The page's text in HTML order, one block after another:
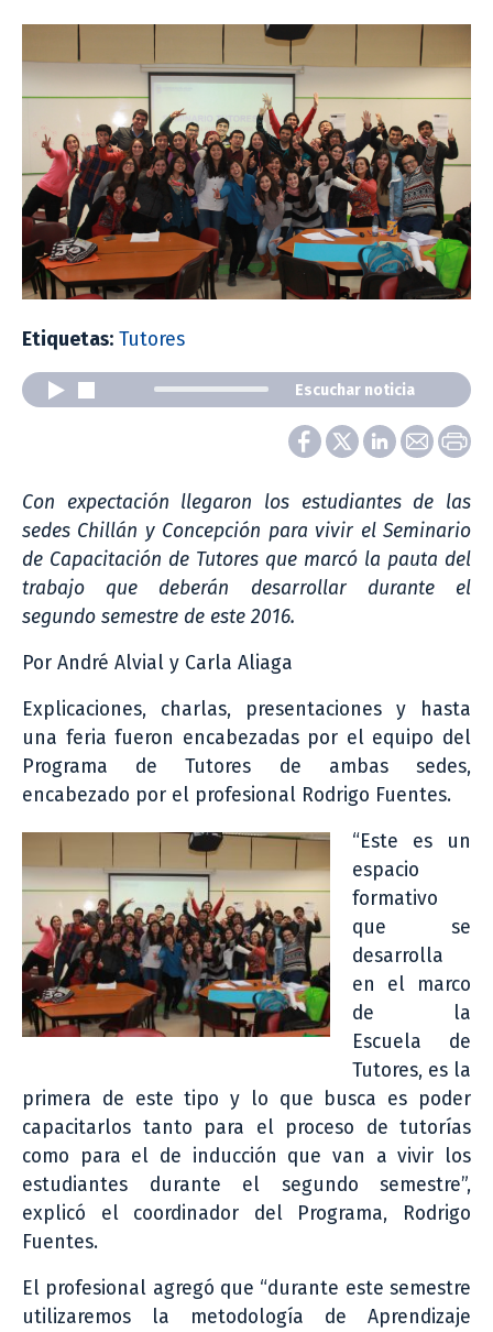
Etiquetas: Tutores
Escuchar noticia
Con expectación llegaron los estudiantes de las
sedes Chillán y Concepción para vivir el Seminario
de Capacitación de Tutores que marcó la pauta del
trabajo que deberán desarrollar durante el
segundo semestre de este 2016.
Por André Alvial y Carla Aliaga
Explicaciones, charlas, presentaciones y hasta
una feria fueron encabezadas por el equipo del
Programa de Tutores de ambas sedes,
encabezado por el profesional Rodrigo Fuentes.
“Este es un
espacio
formativo
que se
desarrolla
en el marco
de la
Escuela de
Tutores, es la
primera de este tipo y lo que busca es poder
capacitarlos tanto para el proceso de tutorías
como para el de inducción que van a vivir los
estudiantes durante el segundo semestre”,
explicó el coordinador del Programa, Rodrigo
Fuentes.
El profesional agregó que “durante este semestre
utilizaremos la metodología de Aprendizaje